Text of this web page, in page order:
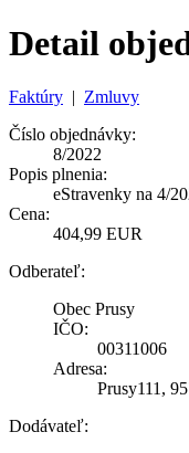
Detail
Faktúry | Zmluvy
Číslo objednávky:
8/2022
Popis plnenia:
eStravenky na 4/
Cena:
404,99 EUR
Odberateľ:
Obec Prusy
IČO:
00311006
Adresa:
Prusy111,
Dodávateľ: